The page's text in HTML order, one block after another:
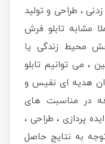
، طراحی و تولید
مشابه تابلو فرش
محیط زندگی یا
، می توانیم تابلو
هدیه ای نفیس و
در مناسبت های
پردازی ، طراحی ،
به نتایج حاصل